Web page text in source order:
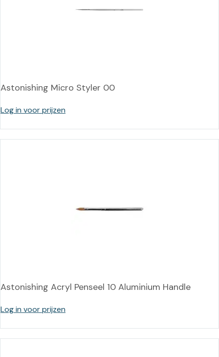
Astonishing Micro Styler 00
Log in voor prijzen
Astonishing Acryl Penseel 10 Aluminium Handle
Log in voor prijzen